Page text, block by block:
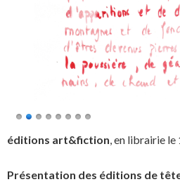
éditions art&fiction, en librairie
Présentation des éditions de